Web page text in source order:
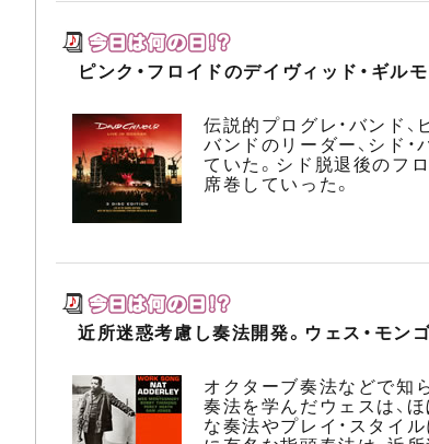
ピンク・フロイドのデイヴィッド・ギル
伝説的プログレ・バンド
バンドのリーダー、シド
ていた。シド脱退後のフ
席巻していった。
近所迷惑考慮し奏法開発。ウェス・モン
オクターブ奏法などで知
奏法を学んだウェスは、
な奏法やプレイ・スタイ